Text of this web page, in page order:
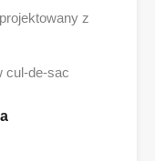
z
cul-de-sac